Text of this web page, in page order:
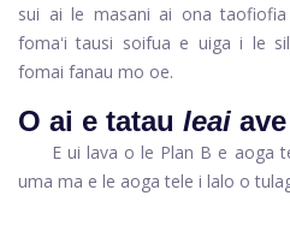
sui ai le masani ai ona
fomaʻi tausi soifua e uiga i le
fomai fanau mo oe.
O ai e tatau leai
E ui lava o le Plan B e aoga
uma ma e le aoga tele i lalo o